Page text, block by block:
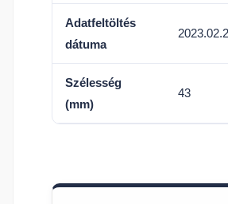
Adatfeltöltés
dátuma
Szélesség
(mm)
43